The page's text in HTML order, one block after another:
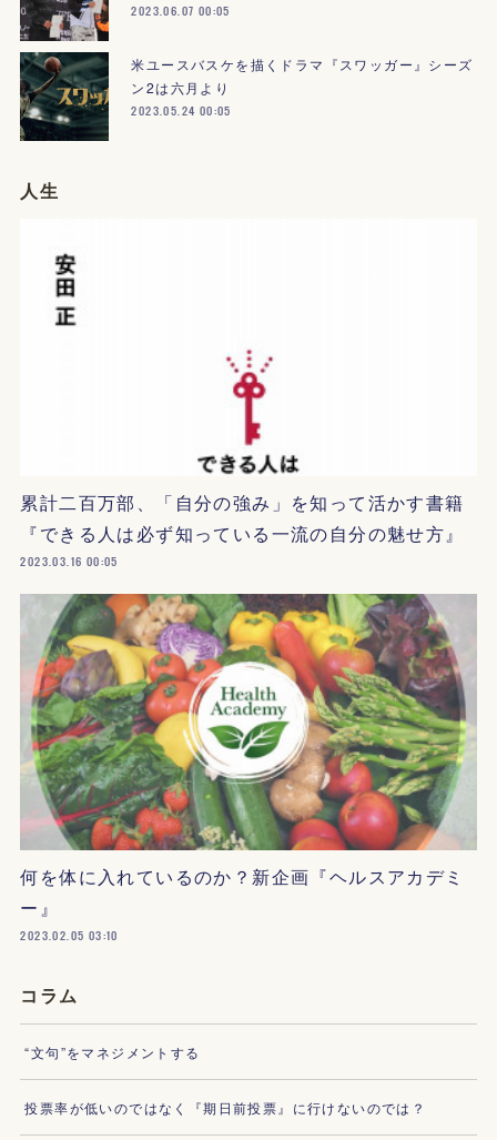
2023.06.07 00:05
米ユースバスケを描くドラマ『スワッガー』シーズ
ン2は六月より
2023.05.24 00:05
人生
累計二百万部、「自分の強み」を知って活かす書籍
『できる人は必ず知っている一流の自分の魅せ方』
2023.03.16 00:05
何を体に入れているのか？新企画『ヘルスアカデミ
ー』
2023.02.05 03:10
コラム
“文句”をマネジメントする
投票率が低いのではなく『期日前投票』に行けないのでは？